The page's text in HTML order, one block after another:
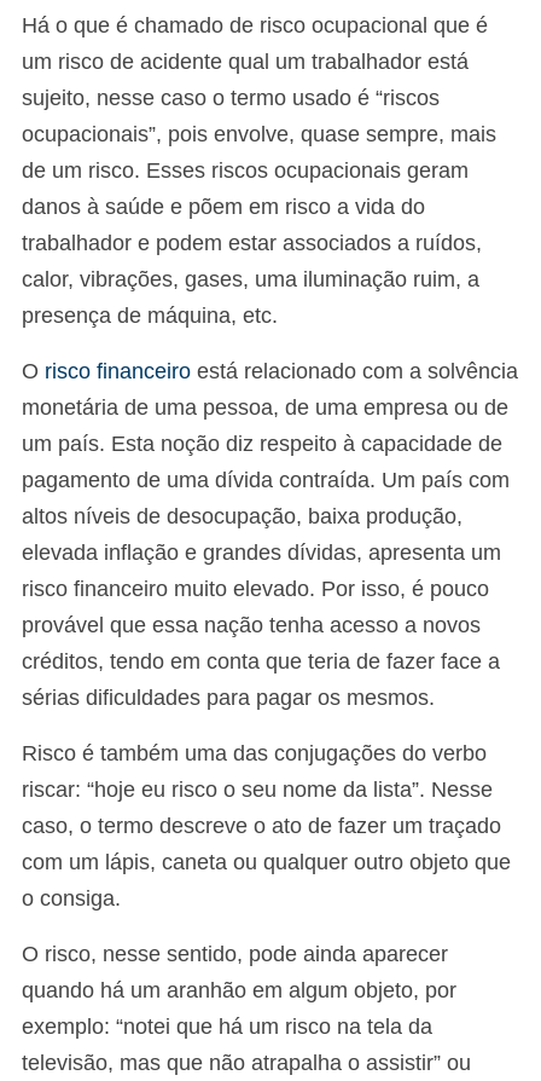
Há o que é chamado de risco ocupacional que é
um risco de acidente qual um trabalhador está
sujeito, nesse caso o termo usado é “riscos
ocupacionais”, pois envolve, quase sempre, mais
de um risco. Esses riscos ocupacionais geram
danos à saúde e põem em risco a vida do
trabalhador e podem estar associados a ruídos,
calor, vibrações, gases, uma iluminação ruim, a
presença de máquina, etc.
O risco financeiro está relacionado com a solvência
monetária de uma pessoa, de uma empresa ou de
um país. Esta noção diz respeito à capacidade de
pagamento de uma dívida contraída. Um país com
altos níveis de desocupação, baixa produção,
elevada inflação e grandes dívidas, apresenta um
risco financeiro muito elevado. Por isso, é pouco
provável que essa nação tenha acesso a novos
créditos, tendo em conta que teria de fazer face a
sérias dificuldades para pagar os mesmos.
Risco é também uma das conjugações do verbo
riscar: “hoje eu risco o seu nome da lista”. Nesse
caso, o termo descreve o ato de fazer um traçado
com um lápis, caneta ou qualquer outro objeto que
o consiga.
O risco, nesse sentido, pode ainda aparecer
quando há um aranhão em algum objeto, por
exemplo: “notei que há um risco na tela da
televisão, mas que não atrapalha o assistir” ou